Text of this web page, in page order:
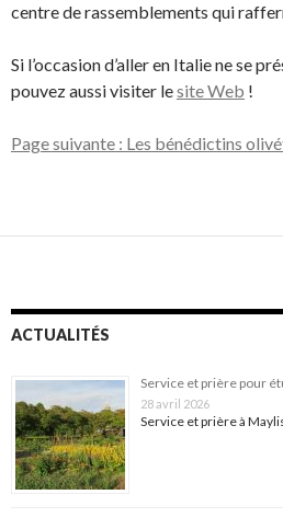
centre de rassemblements qui
Si l’occasion d’aller en Italie ne se
pouvez aussi visiter lesite Web !
Page suivante : Les bénédictins
ACTUALITÉS
Service et prière pour
28 avril 2026
Service et prière à